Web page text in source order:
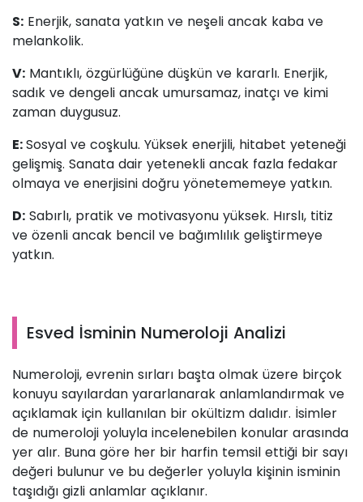
S: Enerjik, sanata yatkın ve neşeli ancak kaba ve
melankolik.
V: Mantıklı, özgürlüğüne düşkün ve kararlı. Enerjik,
sadık ve dengeli ancak umursamaz, inatçı ve kimi
zaman duygusuz.
E:Sosyal ve coşkulu. Yüksek enerjili, hitabet yeteneği
gelişmiş. Sanata dair yetenekli ancak fazla fedakar
olmaya ve enerjisini doğru yönetememeye yatkın.
D: Sabırlı, pratik ve motivasyonu yüksek. Hırslı, titiz
ve özenli ancak bencil ve bağımlılık geliştirmeye
yatkın.
Esved İsminin Numeroloji Analizi
Numeroloji, evrenin sırları başta olmak üzere birçok
konuyu sayılardan yararlanarak anlamlandırmak ve
açıklamak için kullanılan bir okültizm dalıdır. İsimler
de numeroloji yoluyla incelenebilen konular arasında
yer alır. Buna göre her bir harfin temsil ettiği bir sayı
değeri bulunur ve bu değerler yoluyla kişinin isminin
taşıdığı gizli anlamlar açıklanır.